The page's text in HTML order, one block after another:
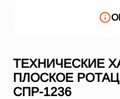
ТЕХНИЧЕСКИЕ
ПЛОСКОЕ
СПР-1236